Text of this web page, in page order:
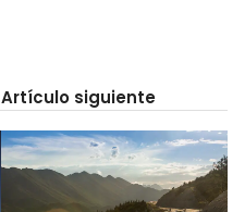
Artículo siguiente